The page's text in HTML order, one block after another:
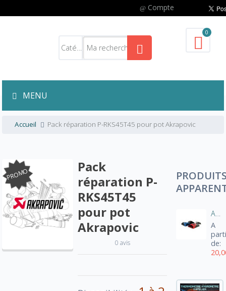
Compte
0
MENU
Accueil Pack réparation P-RKS45T45 pour pot Akrapovic
PROMO
Pack
réparation P-
RKS45T45
pour pot
Akrapovic
0 avis
Aération manche blouson moto
A
de: